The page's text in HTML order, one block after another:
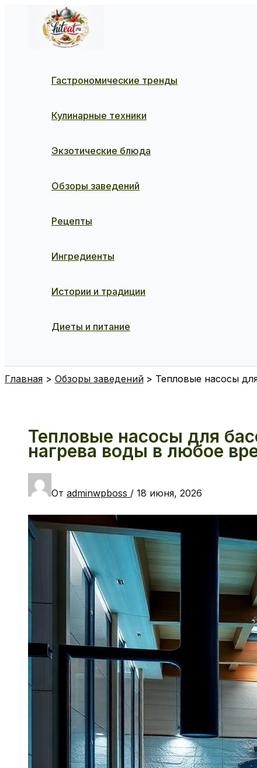
содержимому
Гастрономические тренды
Кулинарные техники
Экзотические блюда
Обзоры заведений
Рецепты
Ингредиенты
Истории и традиции
Диеты и питание
Главная Обзоры заведений Тепловые насосы
Тепловые насосы для
нагрева воды в любое
От adminwpboss / 18 июня, 2026